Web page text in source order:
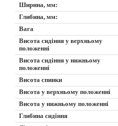
Ширина, мм:
Глибина, мм:
Вага
Висота сидіння у верхньому
положенні
Висота сидіння у нижньому
положенні
Висота спинки
Висота у верхньому положенні
Висота у нижньому положенні
Глибина сидіння